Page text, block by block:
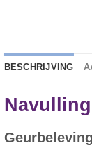
BESCHRIJVING